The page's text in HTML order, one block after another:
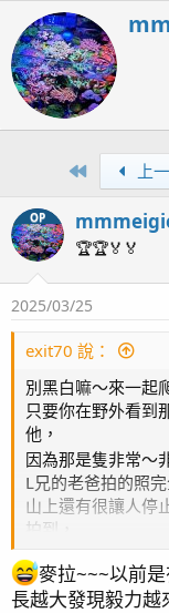
颱風天
W
e
n
First 上
OP
🏆🏆🏅🏅
2025/03/25
exit70 說：
別黑白嘛～來一起
只要你在野外看到
他，
因為那是隻非常～
L兄的老爸拍的照
山上還有很讓人停
拍到，
山神
麥拉~~~以前
長越大發現毅力越